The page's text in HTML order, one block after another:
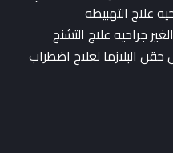
علاج التهبيطه
جراحيه علاج التشنج
البلازما لعلاج اضطراب